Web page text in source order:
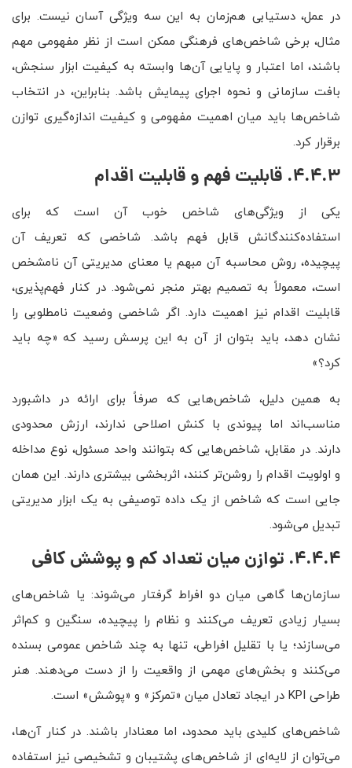
در عمل، دستیابی هم‌زمان به این سه ویژگی آسان نیست. برای
مثال، برخی شاخص‌های فرهنگی ممکن است از نظر مفهومی مهم
باشند، اما اعتبار و پایایی آن‌ها وابسته به کیفیت ابزار سنجش،
بافت سازمانی و نحوه اجرای پیمایش باشد. بنابراین، در انتخاب
شاخص‌ها باید میان اهمیت مفهومی و کیفیت اندازه‌گیری توازن
برقرار کرد.
4.4.3. قابلیت فهم و قابلیت اقدام
یکی از ویژگی‌های شاخص خوب آن است که برای
استفاده‌کنندگانش قابل فهم باشد. شاخصی که تعریف آن
پیچیده، روش محاسبه آن مبهم یا معنای مدیریتی آن نامشخص
است، معمولاً به تصمیم بهتر منجر نمی‌شود. در کنار فهم‌پذیری،
قابلیت اقدام نیز اهمیت دارد. اگر شاخصی وضعیت نامطلوبی را
نشان دهد، باید بتوان از آن به این پرسش رسید که «چه باید
کرد؟»
به همین دلیل، شاخص‌هایی که صرفاً برای ارائه در داشبورد
مناسب‌اند اما پیوندی با کنش اصلاحی ندارند، ارزش محدودی
دارند. در مقابل، شاخص‌هایی که بتوانند واحد مسئول، نوع مداخله
و اولویت اقدام را روشن‌تر کنند، اثربخشی بیشتری دارند. این همان
جایی است که شاخص از یک داده توصیفی به یک ابزار مدیریتی
تبدیل می‌شود.
4.4.4. توازن میان تعداد کم و پوشش کافی
سازمان‌ها گاهی میان دو افراط گرفتار می‌شوند: یا شاخص‌های
بسیار زیادی تعریف می‌کنند و نظام را پیچیده، سنگین و کم‌اثر
می‌سازند؛ یا با تقلیل افراطی، تنها به چند شاخص عمومی بسنده
می‌کنند و بخش‌های مهمی از واقعیت را از دست می‌دهند. هنر
طراحی KPI در ایجاد تعادل میان «تمرکز» و «پوشش» است.
شاخص‌های کلیدی باید محدود، اما معنادار باشند. در کنار آن‌ها،
می‌توان از لایه‌ای از شاخص‌های پشتیبان و تشخیصی نیز استفاده